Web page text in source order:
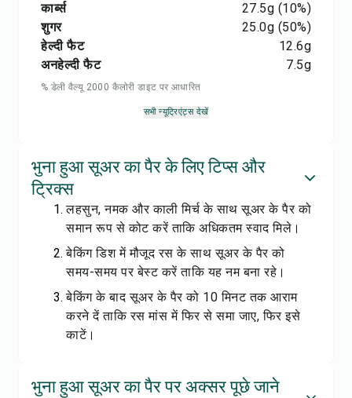
कार्ब्स
27.5g (10%)
शुगर
25.0g (50%)
हेल्दी फैट
12.6g
अनहेल्दी फैट
7.5g
% डेली वैल्यू 2000 कैलोरी डाइट पर आधारित
सभी न्यूट्रिएंट्स देखें
भुना हुआ सूअर का पैर के लिए टिप्स और
ट्रिक्स
लहसुन, नमक और काली मिर्च के साथ सूअर के पैर को
समान रूप से कोट करें ताकि अधिकतम स्वाद मिले।
बेकिंग डिश में मौजूद रस के साथ सूअर के पैर को
समय-समय पर बेस्ट करें ताकि यह नम बना रहे।
बेकिंग के बाद सूअर के पैर को 10 मिनट तक आराम
करने दें ताकि रस मांस में फिर से समा जाए, फिर इसे
काटें।
भुना हुआ सूअर का पैर पर अक्सर पूछे जाने